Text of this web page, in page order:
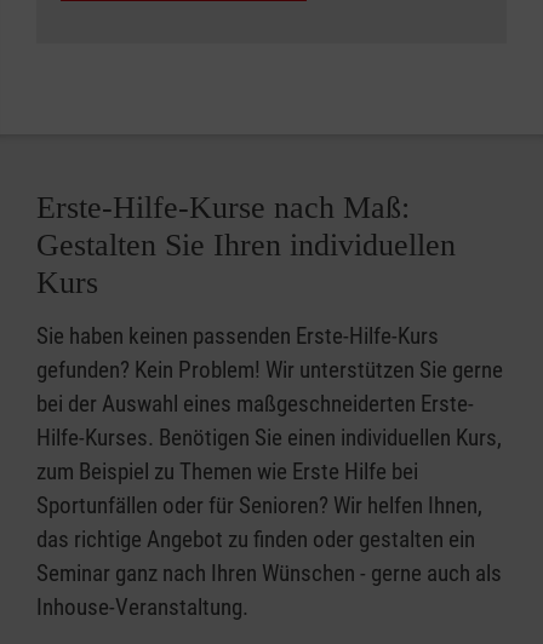
Erste-Hilfe-Kurse nach Maß:
Gestalten Sie Ihren individuellen
Kurs
Sie haben keinen passenden Erste-Hilfe-Kurs
gefunden? Kein Problem! Wir unterstützen Sie gerne
bei der Auswahl eines maßgeschneiderten Erste-
Hilfe-Kurses. Benötigen Sie einen individuellen Kurs,
zum Beispiel zu Themen wie Erste Hilfe bei
Sportunfällen oder für Senioren? Wir helfen Ihnen,
das richtige Angebot zu finden oder gestalten ein
Seminar ganz nach Ihren Wünschen - gerne auch als
Inhouse-Veranstaltung.